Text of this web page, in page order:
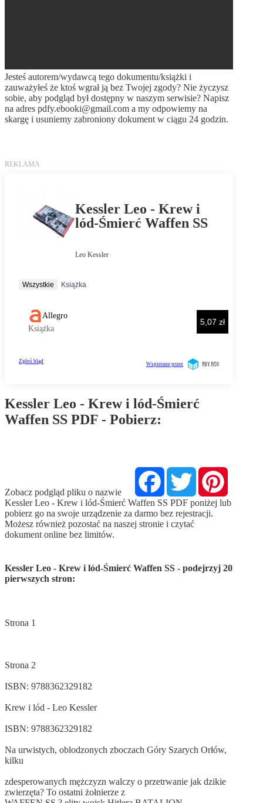
Jesteś autorem/wydawcą tego dokumentu/książki i
zauważyłeś że ktoś wgrał ją bez Twojej zgody? Nie życzysz
sobie, aby podgląd był dostępny w naszym serwisie? Napisz
na adres pdfy.ebooki@gmail.com a my odpowiemy na
skargę i usuniemy zabroniony dokument w ciągu 24 godzin.
Kessler Leo - Krew i lód-Śmierć
Waffen SS PDF - Pobierz:
FacebookTwitter Pinterest
Zobacz podgląd pliku o nazwie
Kessler Leo - Krew i lód-Śmierć Waffen SS PDF poniżej lub
pobierz go na swoje urządzenie za darmo bez rejestracji.
Możesz również pozostać na naszej stronie i czytać
dokument online bez limitów.
Kessler Leo - Krew i lód-Śmierć Waffen SS - podejrzyj 20
pierwszych stron:
Strona 1
Strona 2
ISBN: 9788362329182
Krew i lód - Leo Kessler
ISBN: 9788362329182
Na urwistych, oblodzonych zboczach Góry Szarych Orłów,
kilku
zdesperowanych mężczyzn walczy o przetrwanie jak dzikie
zwierzęta? To ostatni żołnierze z